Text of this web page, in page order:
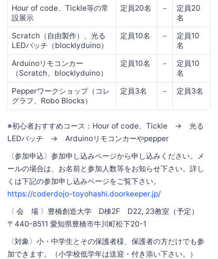
Hour of code、Tickle等の常
設展示
定員20名 －
定員20
名
Scratch（自由製作）、光る
LEDバッチ（blocklyduino）
定員10名 －
定員10
名
Arduinoリモコンカー
（Scratch、blocklyduino）
定員10名 －
定員10
名
Pepperワークショップ（コレ
グラフ、Robo Blocks）
定員3名 － 定員3名
※初心者おすすめコース：Hour of code、Tickle → 光る
LEDバッチ → Arduinoリモコンカーやpepper
〈参加申込〉参加申し込みページから申し込みください。メ
ールの場合は、お名前と参加人数等をお知らせ下さい。詳し
くは下記の参加申し込みページをご覧下さい。
https://coderdojo-toyohashi.doorkeeper.jp/
〈 会 場 〉豊橋創造大学 D棟2F D22, 23教室（予定）
〒440-8511 愛知県豊橋市牛川町松下20-1
〈対象〉小・中学生とその保護者様、保護者の方だけでも参
加できます。（小学校低学年は送迎・付き添い下さい。）